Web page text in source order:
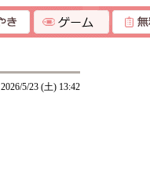
2026/5/23 (土) 13:42